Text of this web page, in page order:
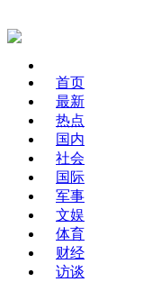
首页
最新
热点
国内
社会
国际
军事
文娱
体育
财经
访谈